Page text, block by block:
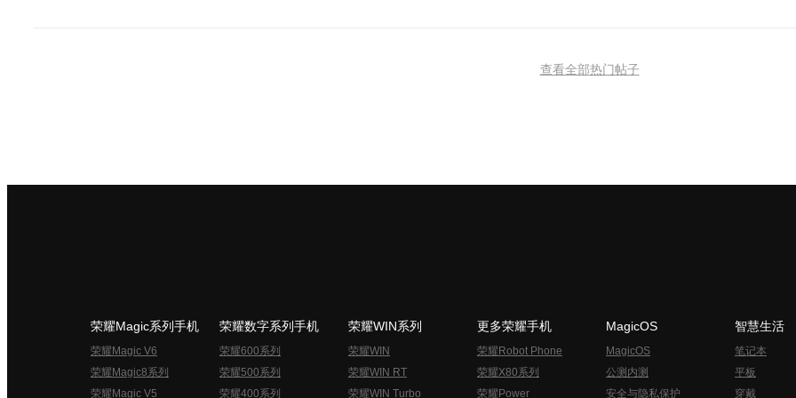
查看全部热门帖子
荣耀Magic系列手机
荣耀Magic V6
荣耀Magic8系列
荣耀Magic V5
荣耀数字系列手机
荣耀600系列
荣耀500系列
荣耀400系列
荣耀WIN系列
荣耀WIN
荣耀WIN RT
荣耀WIN Turbo
更多荣耀手机
荣耀Robot Phone
荣耀X80系列
荣耀Power
MagicOS
MagicOS
公测内测
安全与隐私保护
智慧生活
笔记本
平板
穿戴